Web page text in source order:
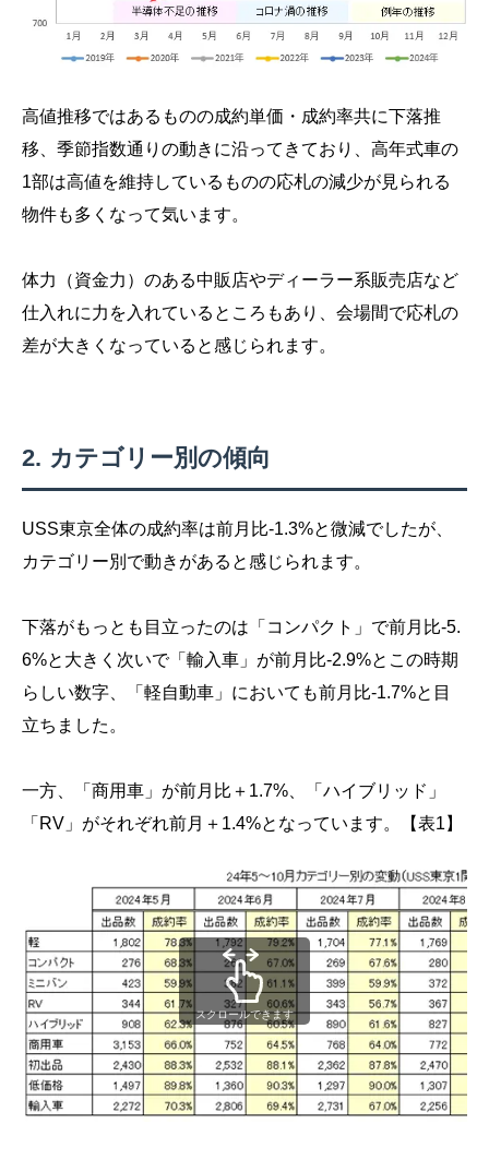
高値推移ではあるものの成約単価・成約率共に下落推
移、季節指数通りの動きに沿ってきており、高年式車の
1部は高値を維持しているものの応札の減少が見られる
物件も多くなって気います。
体力（資金力）のある中販店やディーラー系販売店など
仕入れに力を入れているところもあり、会場間で応札の
差が大きくなっていると感じられます。
カテゴリー別の傾向
USS東京全体の成約率は前月比-1.3%と微減でしたが、
カテゴリー別で動きがあると感じられます。
下落がもっとも目立ったのは「コンパクト」で前月比-5.
6%と大きく次いで「輸入車」が前月比-2.9%とこの時期
らしい数字、「軽自動車」においても前月比-1.7%と目
立ちました。
一方、「商用車」が前月比＋1.7%、「ハイブリッド」
「RV」がそれぞれ前月＋1.4%となっています。【表1】
スクロールできます